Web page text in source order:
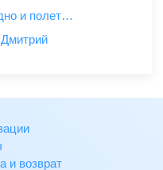
и полет…
и возврат